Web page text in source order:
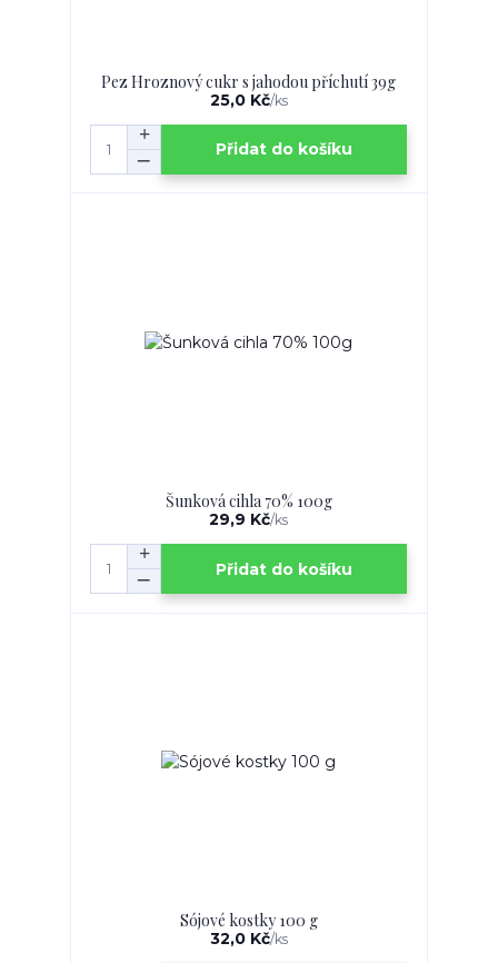
Pez Hroznový cukr s jahodou příchutí 39g
25,0 Kč/ks
Přidat do košíku
Šunková cihla 70% 100g
29,9 Kč/ks
Přidat do košíku
Sójové kostky 100 g
32,0 Kč/ks